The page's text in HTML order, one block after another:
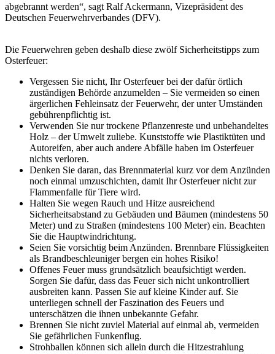
abgebrannt werden“, sagt Ralf Ackermann, Vizepräsident des
Deutschen Feuerwehrverbandes (DFV).
Die Feuerwehren geben deshalb diese zwölf Sicherheitstipps zum
Osterfeuer:
Vergessen Sie nicht, Ihr Osterfeuer bei der dafür örtlich
zuständigen Behörde anzumelden – Sie vermeiden so einen
ärgerlichen Fehleinsatz der Feuerwehr, der unter Umständen
gebührenpflichtig ist.
Verwenden Sie nur trockene Pflanzenreste und unbehandeltes
Holz – der Umwelt zuliebe. Kunststoffe wie Plastiktüten und
Autoreifen, aber auch andere Abfälle haben im Osterfeuer
nichts verloren.
Denken Sie daran, das Brennmaterial kurz vor dem Anzünden
noch einmal umzuschichten, damit Ihr Osterfeuer nicht zur
Flammenfalle für Tiere wird.
Halten Sie wegen Rauch und Hitze ausreichend
Sicherheitsabstand zu Gebäuden und Bäumen (mindestens 50
Meter) und zu Straßen (mindestens 100 Meter) ein. Beachten
Sie die Hauptwindrichtung.
Seien Sie vorsichtig beim Anzünden. Brennbare Flüssigkeiten
als Brandbeschleuniger bergen ein hohes Risiko!
Offenes Feuer muss grundsätzlich beaufsichtigt werden.
Sorgen Sie dafür, dass das Feuer sich nicht unkontrolliert
ausbreiten kann. Passen Sie auf kleine Kinder auf. Sie
unterliegen schnell der Faszination des Feuers und
unterschätzen die ihnen unbekannte Gefahr.
Brennen Sie nicht zuviel Material auf einmal ab, vermeiden
Sie gefährlichen Funkenflug.
Strohballen können sich allein durch die Hitzestrahlung